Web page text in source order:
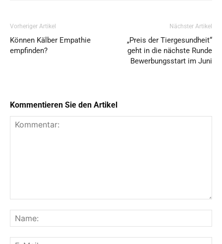
Vorheriger Artikel
Können Kälber Empathie
empfinden?
Nächster Artikel
„Preis der Tiergesundheit“
geht in die nächste Runde
Bewerbungsstart im Juni
Kommentieren Sie den Artikel